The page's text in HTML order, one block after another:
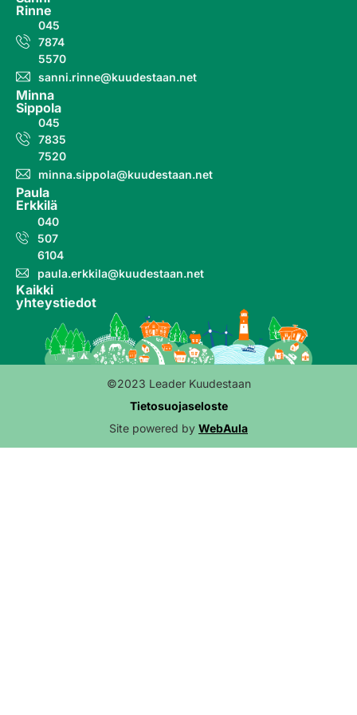
Rinne
045
7874
5570
sanni.rinne@kuudestaan.net
Minna
Sippola
045
7835
7520
minna.sippola@kuudestaan.net
Paula
Erkkilä
040
507
6104
paula.erkkila@kuudestaan.net
Kaikki
yhteystiedot
©2023 Leader Kuudestaan
Tietosuojaseloste
Site powered by WebAula